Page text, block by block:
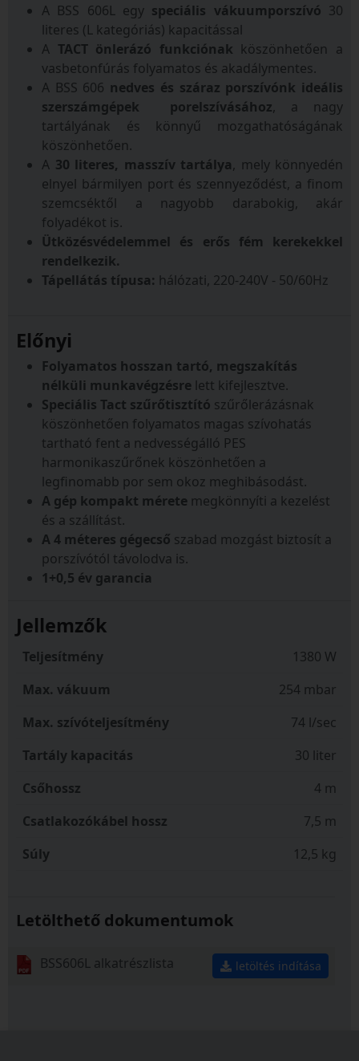
A BSS 606L egy speciális vákuumporszívó 30
literes (L kategóriás) kapacitással
A TACT önlerázó funkciónak köszönhetően a
vasbetonfúrás folyamatos és akadálymentes.
A BSS 606 nedves és száraz porszívónk ideális
szerszámgépek porelszívásához, a nagy
tartályának és könnyű mozgathatóságának
köszönhetően.
A 30 literes, masszív tartálya, mely könnyedén
elnyel bármilyen port és szennyeződést, a finom
szemcséktől a nagyobb darabokig, akár
folyadékot is.
Ütközésvédelemmel és erős fém kerekekkel
rendelkezik.
Tápellátás típusa: hálózati, 220-240V - 50/60Hz
Előnyi
Folyamatos hosszan tartó, megszakítás
nélküli munkavégzésre lett kifejlesztve.
Speciális Tact szűrőtisztító szűrőlerázásnak
köszönhetően folyamatos magas szívohatás
tartható fent a nedvességálló PES
harmonikaszűrőnek köszönhetően a
legfinomabb por sem okoz meghibásodást.
A gép kompakt mérete megkönnyíti a kezelést
és a szállítást.
A 4 méteres gégecső szabad mozgást biztosít a
porszívótól távolodva is.
1+0,5 év garancia
Jellemzők
Teljesítmény
1380 W
Max. vákuum
254 mbar
Max. szívóteljesítmény
74 l/sec
Tartály kapacitás
30 liter
Csőhossz
4 m
Csatlakozókábel hossz
7,5 m
Súly
12,5 kg
Letölthető dokumentumok
BSS606L alkatrészlista letöltés indítása